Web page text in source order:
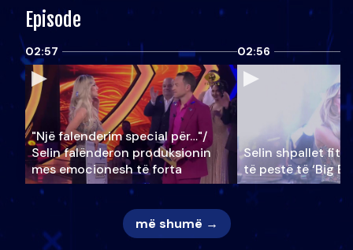
Episode
02:57
"Një falenderim special për…"/
Selin falënderon produksionin
mes emocionesh të forta
02:56
Selin shpallet
të pestë të ‘Big
më shumë →